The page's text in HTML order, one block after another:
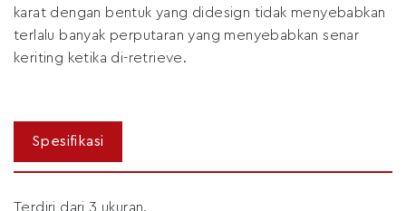
karat dengan bentuk yang didesign tidak menyebabkan
terlalu banyak perputaran yang menyebabkan senar
keriting ketika di-retrieve.
Terdiri dari 3 ukuran.